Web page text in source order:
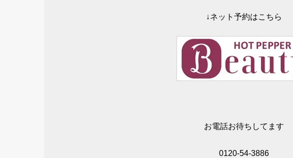
↓ネット予約はこちら
お電話お待ちしてます
0120-54-3886